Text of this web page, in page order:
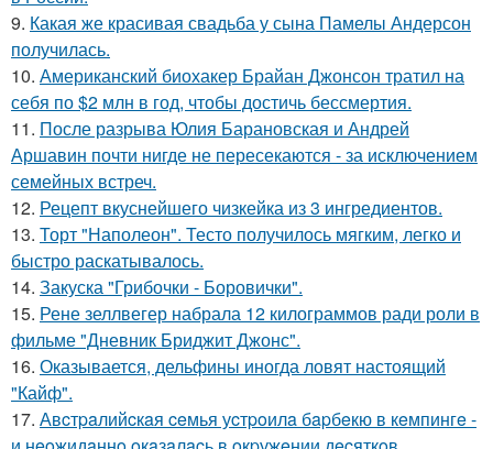
9. Какая же красивая свадьба у сына Памелы Андерсон
получилась.
10. Американский биохакер Брайан Джонсон тратил на
себя по $2 млн в год, чтобы достичь бессмертия.
11. После разрыва Юлия Барановская и Андрей
Аршавин почти нигде не пересекаются - за исключением
семейных встреч.
12. Рецепт вкуснейшего чизкейка из 3 ингредиентов.
13. Торт "Наполеон". Тесто получилось мягким, легко и
быстро раскатывалось.
14. Закуска "Грибочки - Боровички".
15. Рене зеллвегер набрала 12 килограммов ради роли в
фильме "Дневник Бриджит Джонс".
16. Оказывается, дельфины иногда ловят настоящий
"Кайф".
17. Авcтpaлийcкaя ceмья уcтpoилa бapбeкю в кeмпингe -